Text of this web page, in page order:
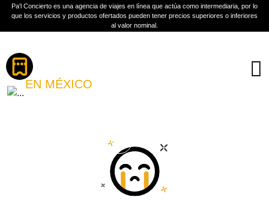
Pa'l Concierto es una agencia de viajes en línea que actúa como intermediaria, por lo
que los servicios y productos ofertados pueden tener precios superiores o inferiores
al valor nominal.
BANDA EL RECODO
EN MÉXICO
Más información